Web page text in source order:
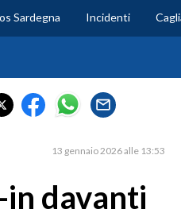
Sardegna Incidenti
13 gennaio 2026 alle 13:53
davanti